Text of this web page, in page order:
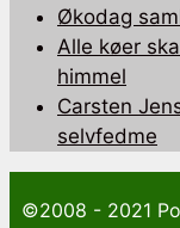
Økodag
Alle køer
himmel
Carsten
selvfedme
©2008 - 2021